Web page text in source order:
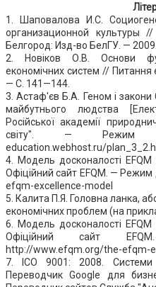
1. Шаповалова И.С.
организационной культуры
Белгород: Изд-во БелГУ. —
2. Новіков О.В. Основи
економічних систем //
— С. 141—144.
3. Астаф'єв Б.А. Геном і закони
майбутнього людства
Російської академії
світу". — Режим
education.webhost.ru/
4. Модель досконалості
Офіційний сайт EFQM. —
efqm-excellence-model
5. Калита П.Я. Головна ланка,
економічних проблем (на
6. Модель досконалості
Офіційний сайт
http://www.efqm.org/the-efqm-
7. ІСО 9001: 2008. Системи
Переводчик Google для